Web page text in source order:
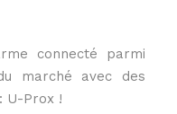
connecté parmi
marché avec des
U-Prox !